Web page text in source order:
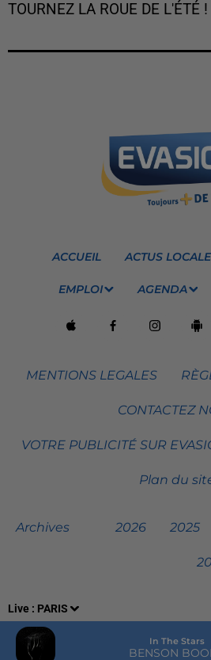
Live : PARIS
In The Stars
BENSON
TOURNEZ LA ROUE DE L'ÉTÉ !
ACCUEIL ACTUS
EMPLOI AGENDA
MENTIONS LEGALES
CONTACTEZ
VOTRE PUBLICITÉ SUR
Plan du
Archives 2026 2025